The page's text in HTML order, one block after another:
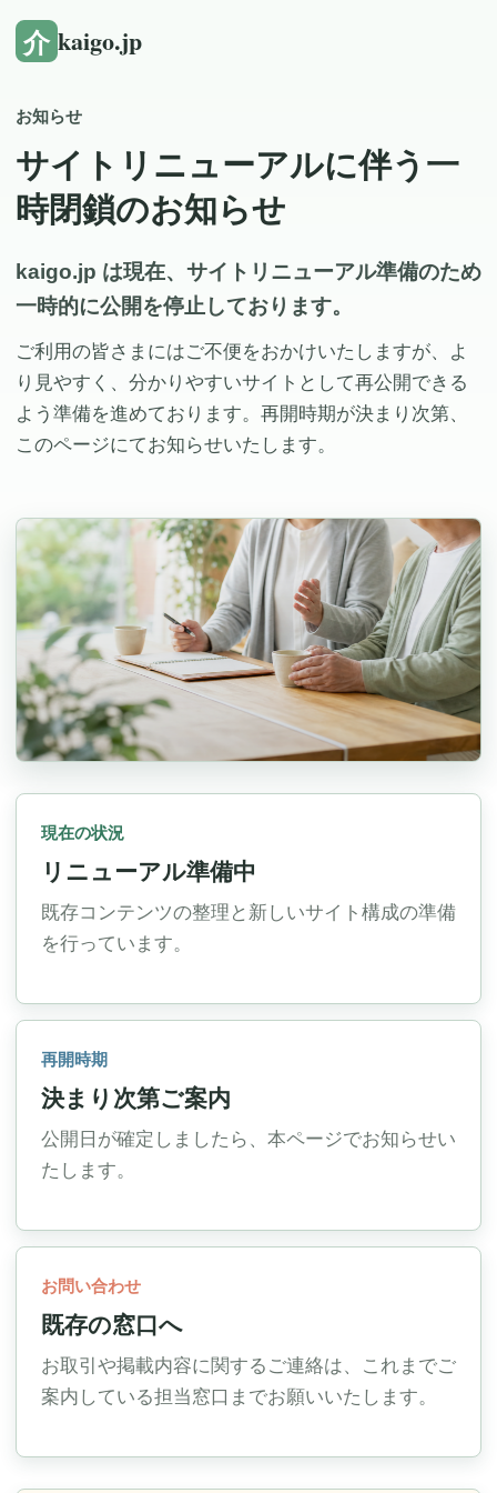
介 kaigo.jp
お知らせ
サイトリニューアルに伴う一
時閉鎖のお知らせ
kaigo.jp は現在、サイトリニューアル準備のため
一時的に公開を停止しております。
ご利用の皆さまにはご不便をおかけいたしますが、よ
り見やすく、分かりやすいサイトとして再公開できる
よう準備を進めております。再開時期が決まり次第、
このページにてお知らせいたします。
現在の状況
リニューアル準備中
既存コンテンツの整理と新しいサイト構成の準備
を行っています。
再開時期
決まり次第ご案内
公開日が確定しましたら、本ページでお知らせい
たします。
お問い合わせ
既存の窓口へ
お取引や掲載内容に関するご連絡は、これまでご
案内している担当窓口までお願いいたします。